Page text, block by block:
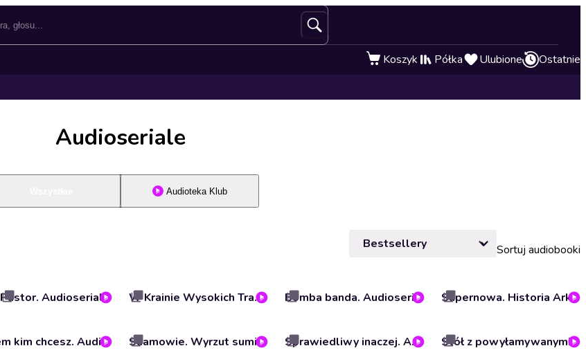
Koszyk Półka Ulubione Ostatnie
Audioseriale
Audioteka Klub
Sortuj audiobooki
Pastor. Audioserial W Krainie Wysokich Traw. Audioserial Bomba banda. Audioserial Supernowa. Historia Arkadiusa. Audioserial reporterski
Jestem kim chcesz. Audioserial Saamowie. Wyrzut sumienia Skandynawii. Audioserial Sprawiedliwy inaczej. Audioserial Stół z powyłamywanymi nogami. Audioserial